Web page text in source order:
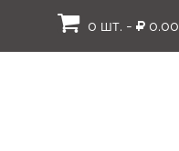
0 шт. - 0.00